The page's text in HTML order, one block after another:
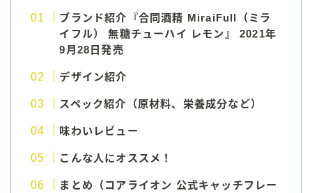
運営者情報
お問い合わせ
ブランド紹介『合同酒精 MiraiFull（ミラ
イフル） 無糖チューハイ レモン』 2021年
9月28日発売
デザイン紹介
スペック紹介（原材料、栄養成分など）
味わいレビュー
こんな人にオススメ！
まとめ（コアライオン 公式キャッチフレー